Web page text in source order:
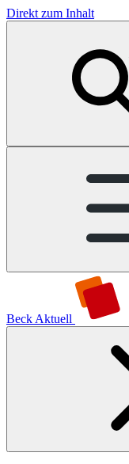
Direkt zum Inhalt
Beck Aktuell